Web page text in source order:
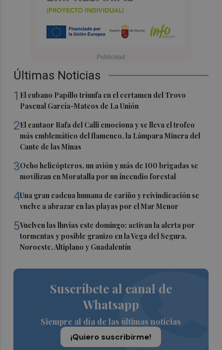
Últimas Noticias
1 El cubano Papillo triunfa en el certamen del Trovo
Pascual García-Mateos de La Unión
2El cantaor Rafa del Calli emociona y se lleva el trofeo
más emblemático del flamenco, la Lámpara Minera del
Cante de las Minas
3Ocho helicópteros, un avión y más de 100 brigadas se
movilizan en Moratalla por un incendio forestal
4Una gran cadena humana de cariño y reivindicación se
vuelve a abrazar en las playas por el Mar Menor
5Vuelven las lluvias este domingo: activan la alerta por
tormentas y posible granizo en la Vega del Segura,
Noroeste, Altiplano y Guadalentín
Suscríbete al canal de
Whatsapp
Siempre al día de las últimas noticias
¡Quiero suscribirme!